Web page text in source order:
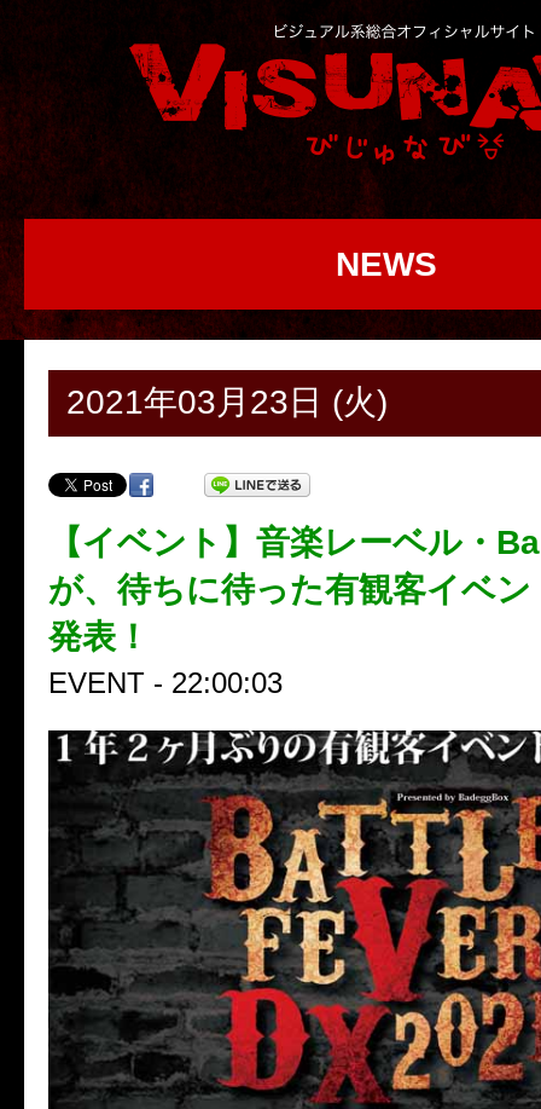
NEWS
2021年03月23日 (火)
【イベント】音楽レーベル・
が、待ちに待った有観客イベ
発表！
EVENT - 22:00:03